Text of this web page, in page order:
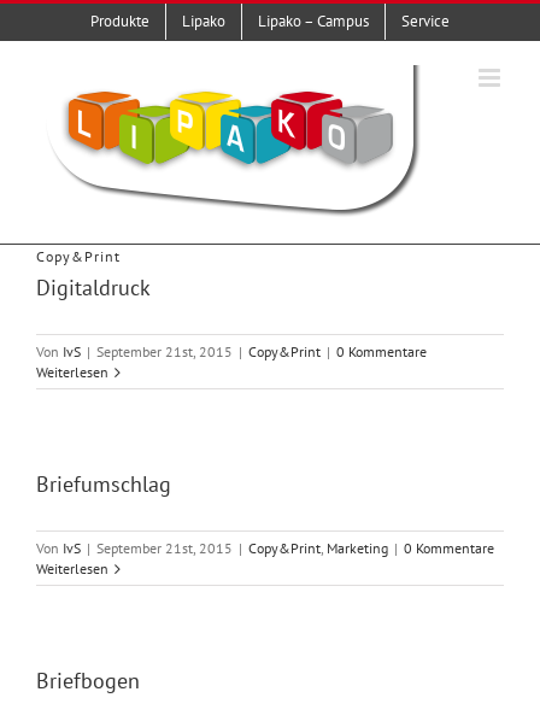
Zum
Produkte Lipako Lipako – Campus Service
Copy&Print
Digitaldruck
Von IvS | September 21st, 2015 | Copy&Print | 0 Kommentare
Weiterlesen
Briefumschlag
Von IvS | September 21st, 2015 | Copy&Print, Marketing | 0 Kommentare
Weiterlesen
Briefbogen